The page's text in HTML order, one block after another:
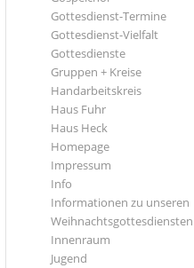
Gottesdienst-Termine
Gottesdienst-Vielfalt
Gottesdienste
Gruppen + Kreise
Handarbeitskreis
Haus Fuhr
Haus Heck
Homepage
Impressum
Info
Informationen zu unseren
Weihnachtsgottesdiensten
Innenraum
Jugend